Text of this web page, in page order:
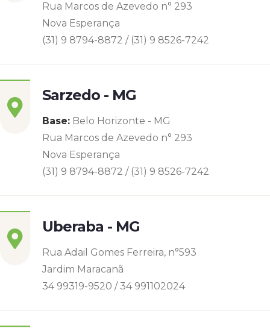
Rua Marcos de Azevedo n° 293
Nova Esperança
(31) 9 8794-8872 / (31) 9 8526-7242
Sarzedo - MG
Base: Belo Horizonte - MG
Rua Marcos de Azevedo n° 293
Nova Esperança
(31) 9 8794-8872 / (31) 9 8526-7242
Uberaba - MG
Rua Adail Gomes Ferreira, n°593
Jardim Maracanã
34 99319-9520 / 34 991102024